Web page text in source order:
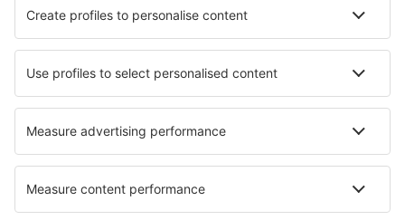
Ryanair
Lufthansa
Norwegian
WizzAir
Om eSky
Köpvillkor
Mina bokningar
Integritetspolicy